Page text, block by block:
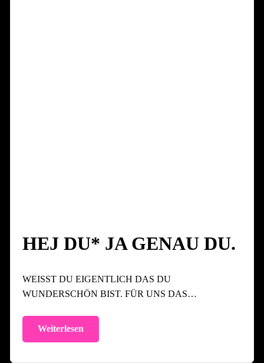
HEJ DU* JA GENAU DU.
WEISST DU EIGENTLICH DAS DU
WUNDERSCHÖN BIST. FÜR UNS DAS…
Weiterlesen